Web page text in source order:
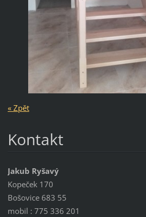
« Zpět
Kontakt
Jakub Ryšavý
Kopeček 170
Bošovice 683 55
mobil : 775 336 201